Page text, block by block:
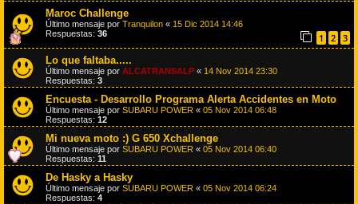
Maroc Challenge
Último mensaje por Tranquilon « 15 Dic 2014 14:46
Respuestas: 36 1 2 3
Lo que faltaba.....
Último mensaje por ALCATRANSALP « 14 Nov 2014 23:30
Respuestas: 3
Encuesta - Desarrollo Programa Alerta Accidentes en Moto
Último mensaje por SUBARU POWER « 05 Nov 2014 06:48
Respuestas: 12
Mi nueva moto :) G 650 Xchallenge
Último mensaje por SUBARU POWER « 05 Nov 2014 06:40
Respuestas: 11
De Hasky a Hasky
Último mensaje por SUBARU POWER « 05 Nov 2014 06:24
Respuestas: 4